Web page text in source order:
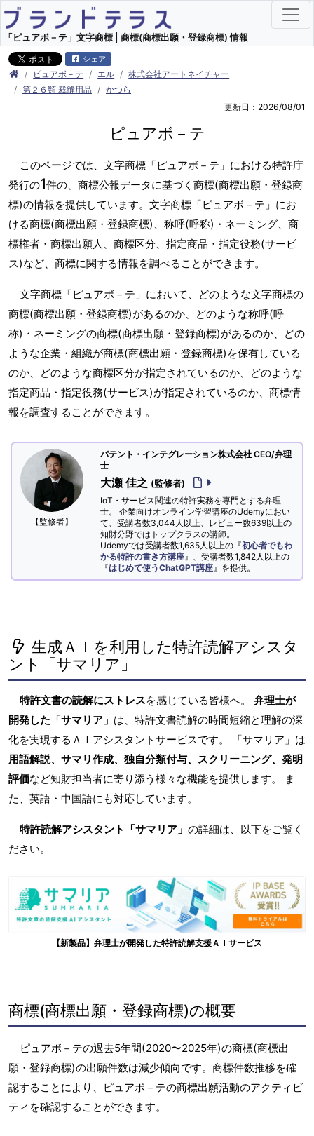
「ピュアボ－テ」文字商標 | 商標(商標出願・登録商標) 情報
シェア
ピュアボ－テ エル
株式会社アートネイチャー
第２６類 裁縫用品
かつら
更新日：2026/08/01
ピュアボ－テ
このページでは、文字商標「ピュアボ－テ」における特許庁
発行の1件の、商標公報データに基づく商標(商標出願・登録商
標)の情報を提供しています。文字商標「ピュアボ－テ」にお
ける商標(商標出願・登録商標)、称呼(呼称)・ネーミング、商
標権者・商標出願人、商標区分、指定商品・指定役務(サービ
ス)など、商標に関する情報を調べることができます。
文字商標「ピュアボ－テ」において、どのような文字商標の
商標(商標出願・登録商標)があるのか、どのような称呼(呼
称)・ネーミングの商標(商標出願・登録商標)があるのか、どの
ような企業・組織が商標(商標出願・登録商標)を保有している
のか、どのような商標区分が指定されているのか、どのような
指定商品・指定役務(サービス)が指定されているのか、商標情
報を調査することができます。
【監修者】
パテント・インテグレーション株式会社 CEO/弁理
士
大瀬 佳之 (監修者)
IoT・サービス関連の特許実務を専門とする弁理
士。 企業向けオンライン学習講座のUdemyにおい
て、受講者数3,044人以上、レビュー数639以上の
知財分野ではトップクラスの講師。
Udemyでは受講者数1,635人以上の『初心者でもわ
かる特許の書き方講座 』、受講者数1,842人以上の
『はじめて使うChatGPT講座 』を提供。
生成ＡＩを利用した特許読解アシスタ
ント「サマリア」
特許文書の読解にストレスを感じている皆様へ。 弁理士が
開発した「サマリア」 は、特許文書読解の時間短縮と理解の深
化を実現するＡＩアシスタントサービスです。 「サマリア」は
用語解説、サマリ作成、独自分類付与、スクリーニング、発明
評価など知財担当者に寄り添う様々な機能を提供します。 ま
た、英語・中国語にも対応しています。
特許読解アシスタント「サマリア」 の詳細は、以下をご覧く
ださい。
【新製品】弁理士が開発した特許読解支援ＡＩサービス
商標(商標出願・登録商標)の概要
ピュアボ－テの過去5年間(2020〜2025年)の商標(商標出
願・登録商標)の出願件数は減少傾向です。商標件数推移を確
認することにより、ピュアボ－テの商標出願活動のアクティビ
ティを確認することができます。